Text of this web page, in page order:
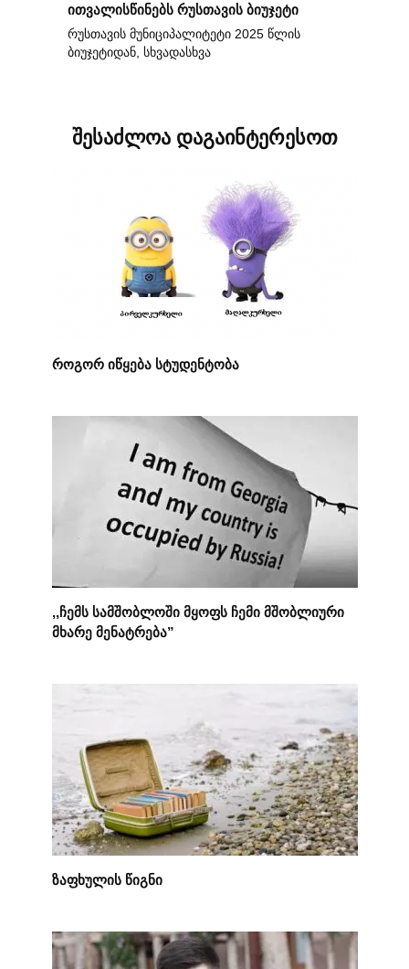
ითვალისწინებს რუსთავის ბიუჯეტი
რუსთავის მუნიციპალიტეტი 2025 წლის
ბიუჯეტიდან, სხვადასხვა
შესაძლოა დაგაინტერესოთ
როგორ იწყება სტუდენტობა
,,ჩემს სამშობლოში მყოფს ჩემი მშობლიური
მხარე მენატრება”
ზაფხულის წიგნი